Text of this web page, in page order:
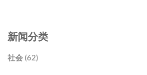
新闻分类
社会 (62)